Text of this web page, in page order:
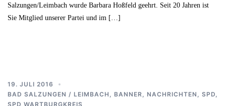
Salzungen/Leimbach wurde Barbara Hoßfeld geehrt. Seit 20 Jahren ist
Sie Mitglied unserer Partei und im […]
19. JULI 2016
BAD SALZUNGEN / LEIMBACH
BANNER NACHRICHTEN SPD
SPD WARTBURGKREIS